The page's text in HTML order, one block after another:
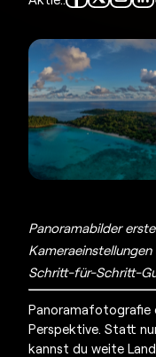
Panoramabilder
Schritt-für-Schritt-
Panoramafotografie
Perspektive. Statt
kannst du weite